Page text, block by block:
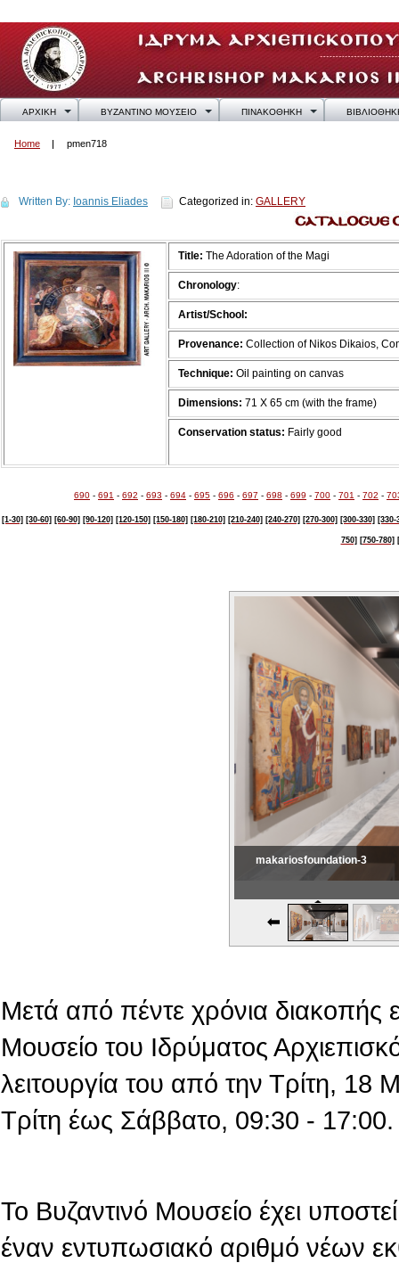
ΑΡΧΙΚΗ ΒΥΖΑΝΤΙΝΟ ΜΟΥΣΕΙΟ ΠΙΝΑΚΟΘΗΚΗ
Home pmen718
Written By: Ioannis Eliades Categorized in: GALLERY
Title: The Adoration of the Magi
Chronology:
Artist/School:
Provenance: Collection of Nikos Dikaios,
Technique: Oil painting on canvas
Dimensions: 71 Χ 65 cm (with the frame)
Conservation status: Fairly good
690 - 691 - 692 - 693 - 694 - 695 - 696 - 697 - 698 - 699 - 700 - 701 - 702 -
[1-30] [30-60] [60-90] [90-120] [120-150] [150-180] [180-210] [210-240] [240-270] [270-300] [300-330] [330-
750] [750-780]
makariosfoundation-3
Μετά από πέντε χρόνια διακοπής
Μουσείο του Ιδρύματος
λειτουργία του από την Τρίτη,
Τρίτη έως Σάββατο, 09:30 - 17:00.
Το Βυζαντινό Μουσείο έχει υποστεί
έναν εντυπωσιακό αριθμό νέων